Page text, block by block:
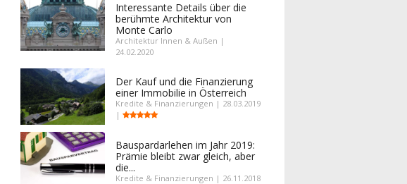
Interessante Details über die
berühmte Architektur von
Monte Carlo
Architektur Innen & Außen |
24.02.2020
Der Kauf und die Finanzierung
einer Immobilie in Österreich
Kredite & Finanzierungen | 28.03.2019
|
Bauspardarlehen im Jahr 2019:
Prämie bleibt zwar gleich, aber
die...
Kredite & Finanzierungen | 26.11.2018